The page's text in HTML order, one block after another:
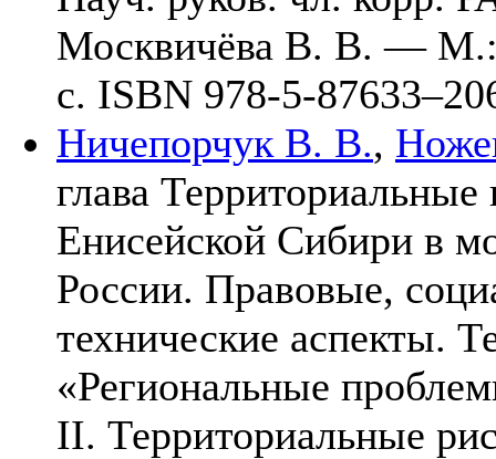
Москвичёва В. В. —
с. ISBN 978-5-876
Ничепорчук В. В.,
глава
Енисейской Сибири в
России. Правовые,
технические аспекты.
«Региональные
II. Территориальные